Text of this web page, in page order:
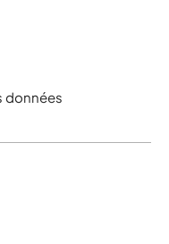
données